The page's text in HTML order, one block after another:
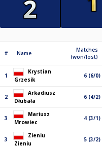
# Name
Matches
(won/lost)
1
Krystian
Grzesik
6 (6/0)
2
Arkadiusz
Dłubała
6 (4/2)
3
Mariusz
Mrowiec
4 (3/1)
3
Zieniu
Zieniu
5 (3/2)